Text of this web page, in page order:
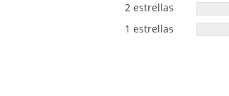
2 estrellas
1 estrellas